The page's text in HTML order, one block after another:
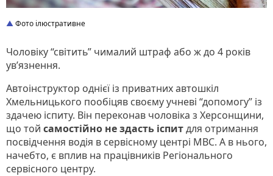
Фото ілюстративне
Чоловіку “світить” чималий штраф або ж до 4 років
ув’язнення.
Автоінструктор однієї із приватних автошкіл
Хмельницького пообіцяв своєму учневі “допомогу” із
здачею іспиту. Він переконав чоловіка з Херсонщини,
що той самостійно не здасть іспитдля отримання
посвідчення водія в сервісному центрі МВС. А в нього,
начебто, є вплив на працівників Регіонального
сервісного центру.